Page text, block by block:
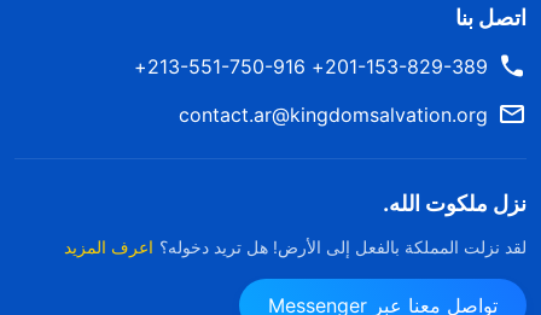
والروتين غير المنتظم قد عطّلا جهازي المناعي، وخاصة
مجاملات العمل المتكررة والنظام الغذائي غير الصحي قد
العيش بهذا النمط من الحياة وبقيت على هذه الحالة
النفسية، فلن يؤدي ذلك إلا إلى تفاقم الحالة، وسيؤدي إلى
أمراض القلب والأوعية الدموية، بل وسيهدد حياتي. قلقت
بشأن صحتي، لكنني شعرت بالعجز، وفكرت: "لكي يتفوق
المرء على الآخرين في مجتمعنا المعاصر، عليه أن يدفع
اتصل بنا
201-153-829-389+ 213-551-750-916+
contact.ar@kingdomsalvation.org
نزل ملكوت الله.
لقد نزلت المملكة بالفعل إلى الأرض! هل تريد دخوله؟ اعرف المزيد
تواصل معنا عبر Messenger